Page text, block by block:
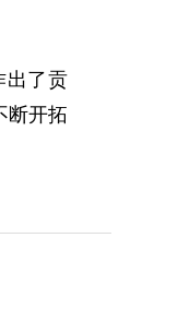
出了贡
断开拓